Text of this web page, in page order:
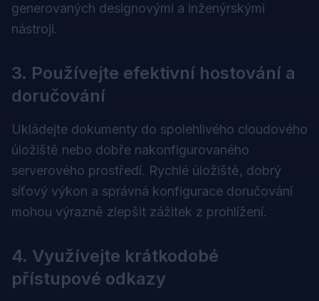
generovaných designovými a inženýrskými
nástroji.
3. Používejte efektivní hostování a
doručování
Ukládejte dokumenty do spolehlivého cloudového
úložiště nebo dobře nakonfigurovaného
serverového prostředí. Rychlé úložiště, dobrý
síťový výkon a správná konfigurace doručování
mohou výrazně zlepšit zážitek z prohlížení.
4. Využívejte krátkodobé
přístupové odkazy